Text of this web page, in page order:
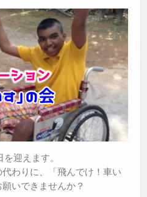
迎えます。
わりに、「飛んでけ！車い
いできませんか？